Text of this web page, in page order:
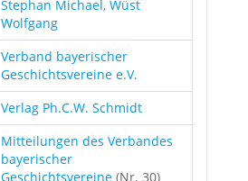
Stephan Michael, Wüst
Wolfgang
Verband bayerischer
Geschichtsvereine e.V.
Verlag Ph.C.W. Schmidt
Mitteilungen des Verbandes
bayerischer
Geschichtsvereine (Nr. 30)